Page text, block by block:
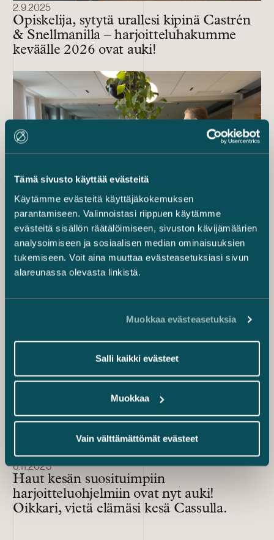
Tämä sivusto käyttää evästeitä
Käytämme evästeitä käyttäjäkokemuksen
parantamiseen. Valinnoistasi riippuen käytämme
evästeitä sisällön räätälöimiseen, sivuston kävijämäärien
analysoimiseen ja sosiaalisen median ominaisuuksien
tukemiseen. Voit aina muuttaa evästeasetuksiasi sivun
alareunassa olevasta linkistä.
Muokkaa evästeasetuksia
Salli kaikki evästeet
Muokkaa
Vain välttämättömät evästeet
2.9.2025
Opiskelija, sytytä urallesi kipinä Castrén
& Snellmanilla – harjoitteluhakumme
keväälle 2026 ovat auki!
26.2.2025
Opiskelija, sytytä urallesi kipinä Castrén
& Snellmanilla – harjoitteluhakumme
ovat auki!
6.11.2023
Haut kesän suosituimpiin
harjoitteluohjelmiin ovat nyt auki!
Oikkari, vietä elämäsi kesä Cassulla.